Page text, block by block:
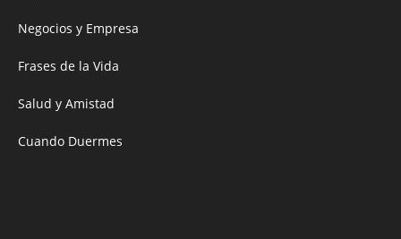
Negocios y Empresa
Frases de la Vida
Salud y Amistad
Cuando Duermes